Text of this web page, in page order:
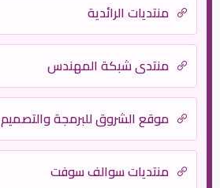
منتديات الرائدية
منتدى شبكة المهندس
موقع الشروق للبرمجة والتصميم
منتديات سوالف سوفت